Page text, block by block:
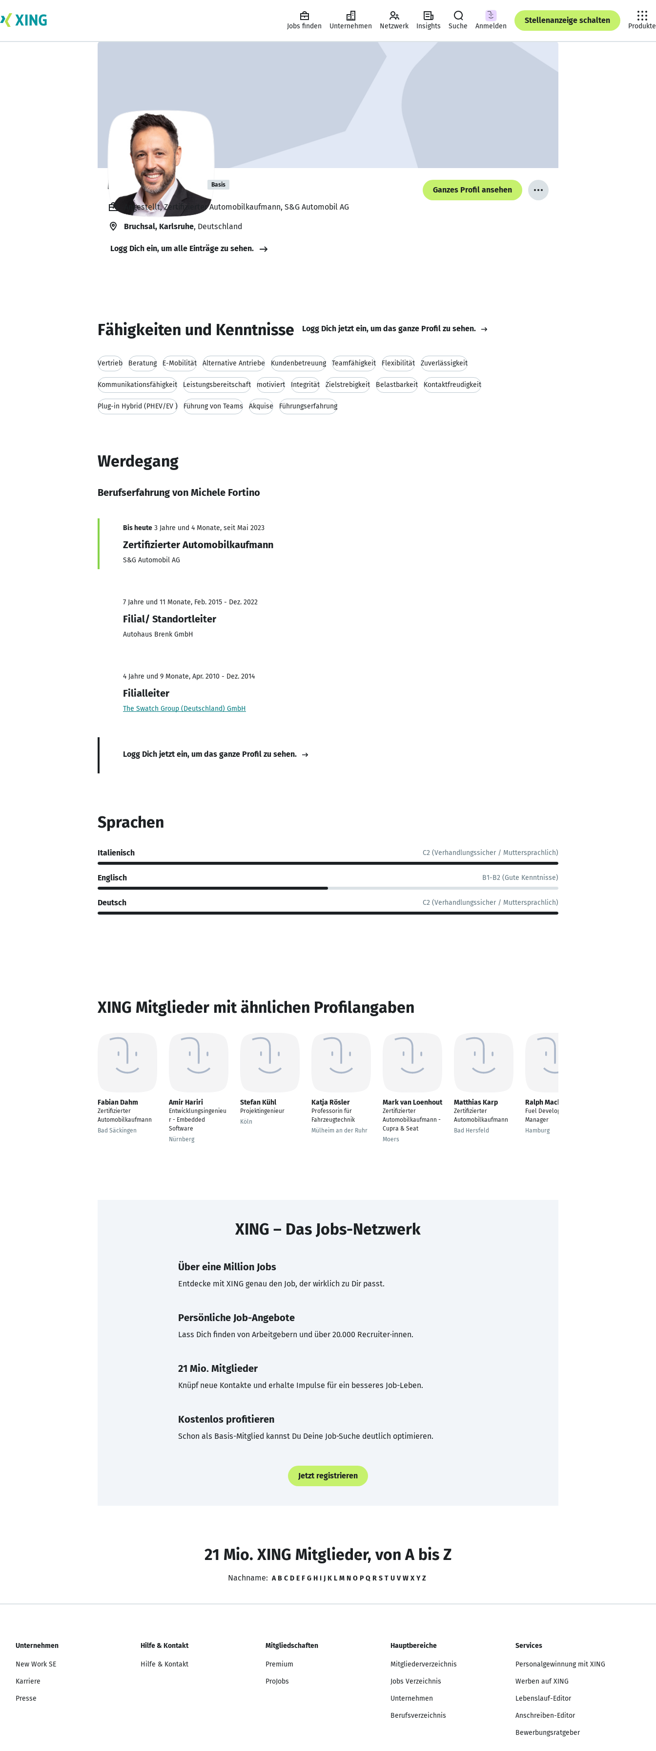
Jobs finden Unternehmen Netzwerk Insights Suche Anmelden
Stellenanzeige schalten
Produkte
Michele Fortino Basis
Ganzes Profil ansehen
Angestellt, Zertifizierter Automobilkaufmann, S&G Automobil AG
Bruchsal, Karlsruhe, Deutschland
Logg Dich ein, um alle Einträge zu sehen.
Fähigkeiten und Kenntnisse Logg Dich jetzt ein, um das ganze Profil zu sehen.
Vertrieb Beratung E-Mobilität Alternative Antriebe Kundenbetreuung Teamfähigkeit Flexibilität Zuverlässigkeit
Kommunikationsfähigkeit Leistungsbereitschaft motiviert Integrität Zielstrebigkeit Belastbarkeit Kontaktfreudigkeit
Plug-in Hybrid (PHEV/EV ) Führung von Teams Akquise Führungserfahrung
Werdegang
Berufserfahrung von Michele Fortino
Bis heute 3 Jahre und 4 Monate, seit Mai 2023
Zertifizierter Automobilkaufmann
S&G Automobil AG
7 Jahre und 11 Monate, Feb. 2015 - Dez. 2022
Filial/ Standortleiter
Autohaus Brenk GmbH
4 Jahre und 9 Monate, Apr. 2010 - Dez. 2014
Filialleiter
The Swatch Group (Deutschland) GmbH
Logg Dich jetzt ein, um das ganze Profil zu sehen.
Sprachen
Italienisch C2 (Verhandlungssicher / Muttersprachlich)
Englisch B1-B2 (Gute Kenntnisse)
Deutsch C2 (Verhandlungssicher / Muttersprachlich)
XING Mitglieder mit ähnlichen Profilangaben
Fabian Dahm
Zertifizierter
Automobilkaufmann
Bad Säckingen
Amir Hariri
Entwicklungsingenieu
r - Embedded
Software
Nürnberg
Stefan Kühl
Projektingenieur
Köln
Katja Rösler
Professorin für
Fahrzeugtechnik
Mülheim an der Ruhr
Mark van Loenhout
Zertifizierter
Automobilkaufmann -
Cupra & Seat
Moers
Matthias Karp
Zertifizierter
Automobilkaufmann
Bad Hersfeld
Ralph Mackenthun
Fuel Development
Manager
Hamburg
XING – Das Jobs-Netzwerk
Über eine Million Jobs
Entdecke mit XING genau den Job, der wirklich zu Dir passt.
Persönliche Job-Angebote
Lass Dich finden von Arbeitgebern und über 20.000 Recruiter·innen.
21 Mio. Mitglieder
Knüpf neue Kontakte und erhalte Impulse für ein besseres Job-Leben.
Kostenlos profitieren
Schon als Basis-Mitglied kannst Du Deine Job-Suche deutlich optimieren.
Jetzt registrieren
21 Mio. XING Mitglieder, von A bis Z
Nachname: A B C D E F G H I J K L M N O P Q R S T U V W X Y Z
Unternehmen
New Work SE
Karriere
Presse
Hilfe & Kontakt
Hilfe & Kontakt
Mitgliedschaften
Premium
ProJobs
Hauptbereiche
Mitgliederverzeichnis
Jobs Verzeichnis
Unternehmen
Berufsverzeichnis
Services
Personalgewinnung mit XING
Werben auf XING
Lebenslauf-Editor
Anschreiben-Editor
Bewerbungsratgeber